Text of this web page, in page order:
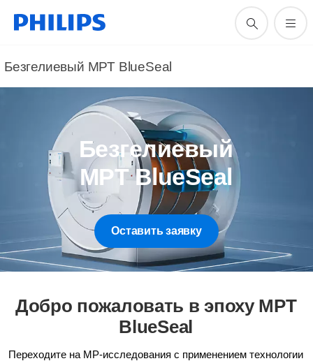
Безгелиевый МРТ BlueSeal
Безгелиевый
МРТ BlueSeal
Оставить заявку
Добро пожаловать в эпоху МРТ
BlueSeal
Переходите на МР-исследования с применением технологии